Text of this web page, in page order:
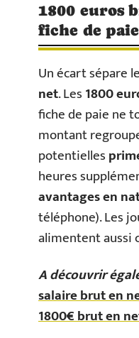
1800 euros
fiche de
Un écart sépare le
net. Les1800
fiche de paie ne
montant
potentielles
heures
avantages en
téléphone). Les
alimentent aussi
A découvrir
salaire brut en
1800€ brut en